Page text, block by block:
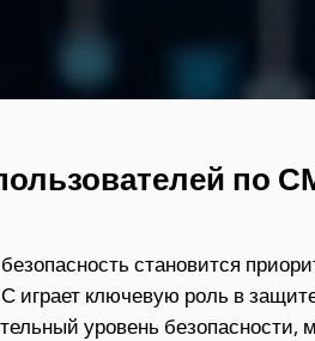
по
становится
ключевую роль в
уровень безопасности,